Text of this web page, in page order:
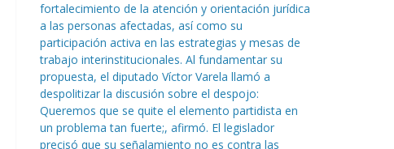
fortalecimiento de la atención y orientación jurídica
a las personas afectadas, así como su
participación activa en las estrategias y mesas de
trabajo interinstitucionales. Al fundamentar su
propuesta, el diputado Víctor Varela llamó a
despolitizar la discusión sobre el despojo:
Queremos que se quite el elemento partidista en
un problema tan fuerte;, afirmó. El legislador
precisó que su señalamiento no es contra las